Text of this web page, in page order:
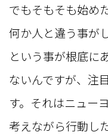
でもそもそも始め
何か人と違う事が
という事が根底に
ないんですが、注
す。それはニュー
考えながら行動し